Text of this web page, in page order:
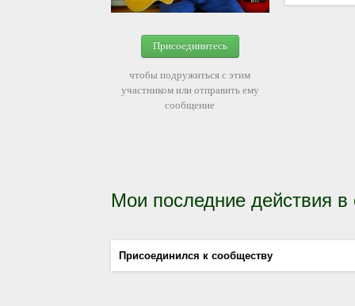
Присоединитесь
чтобы подружиться с этим
участником или отправить ему
сообщение
Мои последние действия
Присоединился к сообществу